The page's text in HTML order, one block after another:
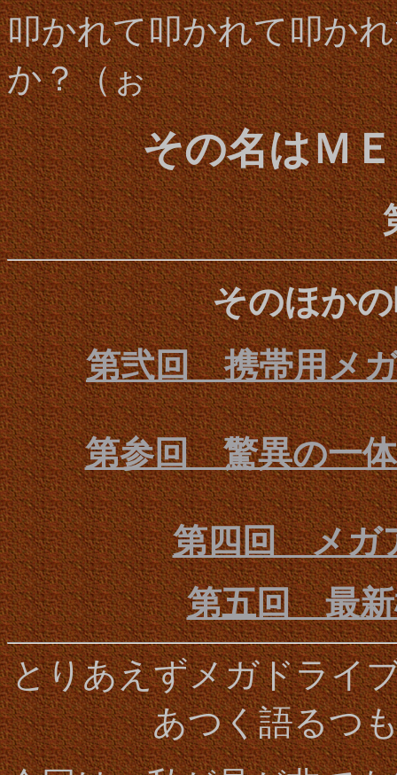
叩かれて叩かれて叩か
か？（ぉ
その名はＭ
そのほか
第弐回 携帯用メ
第参回 驚異の一
第四回 メガ
第五回 最新
とりあえずメガドライ
あつく語るつ